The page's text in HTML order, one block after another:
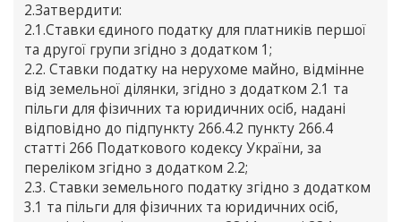
2.Затвердити:
2.1.Ставки єдиного податку для платників першої
та другої групи згідно з додатком 1;
2.2. Ставки податку на нерухоме майно, відмінне
від земельної ділянки, згідно з додатком 2.1 та
пільги для фізичних та юридичних осіб, надані
відповідно до підпункту 266.4.2 пункту 266.4
статті 266 Податкового кодексу України, за
переліком згідно з додатком 2.2;
2.3. Ставки земельного податку згідно з додатком
3.1 та пільги для фізичних та юридичних осіб,